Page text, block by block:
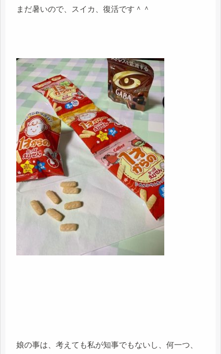
まだ暑いので、スイカ、復活です＾＾
娘の事は、考えても私が知事でもないし、何一つ、